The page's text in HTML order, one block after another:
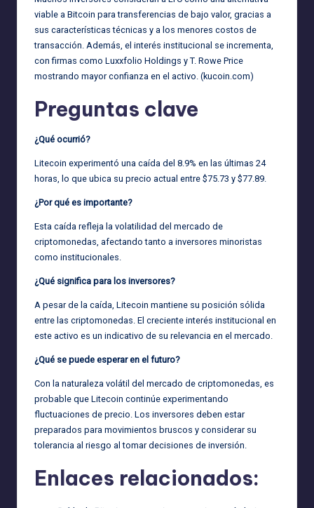
viable a Bitcoin para transferencias de bajo valor, gracias a
sus características técnicas y a los menores costos de
transacción. Además, el interés institucional se incrementa,
con firmas como Luxxfolio Holdings y T. Rowe Price
mostrando mayor confianza en el activo. (kucoin.com)
Preguntas clave
¿Qué ocurrió?
Litecoin experimentó una caída del 8.9% en las últimas 24
horas, lo que ubica su precio actual entre $75.73 y $77.89.
¿Por qué es importante?
Esta caída refleja la volatilidad del mercado de
criptomonedas, afectando tanto a inversores minoristas
como institucionales.
¿Qué significa para los inversores?
A pesar de la caída, Litecoin mantiene su posición sólida
entre las criptomonedas. El creciente interés institucional en
este activo es un indicativo de su relevancia en el mercado.
¿Qué se puede esperar en el futuro?
Con la naturaleza volátil del mercado de criptomonedas, es
probable que Litecoin continúe experimentando
fluctuaciones de precio. Los inversores deben estar
preparados para movimientos bruscos y considerar su
tolerancia al riesgo al tomar decisiones de inversión.
Enlaces relacionados: